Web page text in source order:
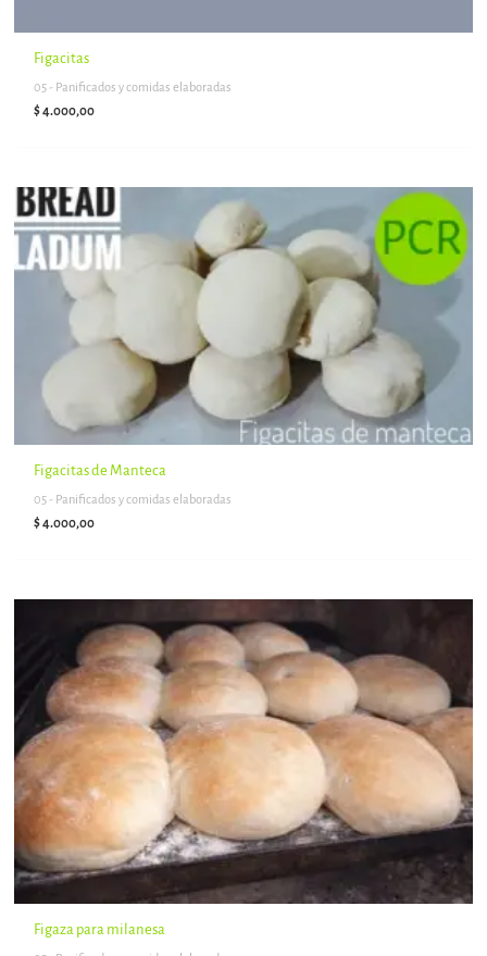
Figacitas
05 - Panificados y comidas elaboradas
$4.000,00
Figacitas de Manteca
05 - Panificados y comidas elaboradas
$4.000,00
Figaza para milanesa